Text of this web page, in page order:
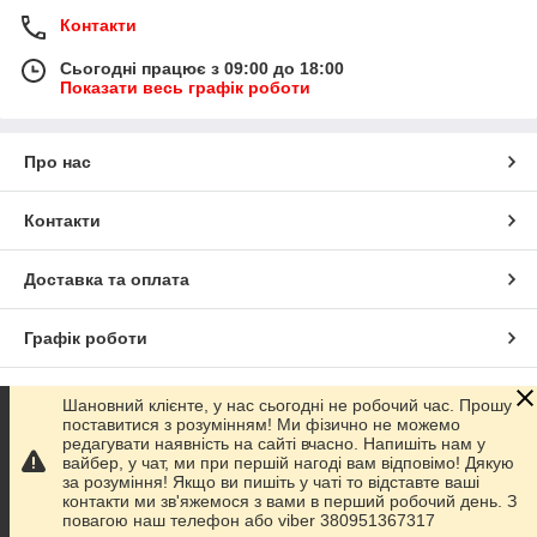
Контакти
Сьогодні працює з 09:00 до 18:00
Показати весь графік роботи
Про нас
Контакти
Доставка та оплата
Графік роботи
Повна версія сайту
Сайт створено на маркетплейсі Prom.ua
Політика конфіденційності
Шановний клієнте, у нас сьогодні не робочий час. Прошу
поставитися з розумінням! Ми фізично не можемо
редагувати наявність на сайті вчасно. Напишіть нам у
вайбер, у чат, ми при першій нагоді вам відповімо! Дякую
за розуміння! Якщо ви пишіть у чаті то відставте ваші
контакти ми зв'яжемося з вами в перший робочий день. З
повагою наш телефон або viber 380951367317